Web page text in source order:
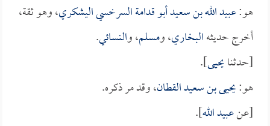
هو:عبيد الله بن سعيد أبو قدامة السرخسي اليشكري، وهو ثقة،
أخرج حديثهالبخاري، ومسلم، والنسائي.
[حدثنايحيى].
هو:يحيى بن سعيد القطان، وقد مر ذكره.
[عنعبيد الله].